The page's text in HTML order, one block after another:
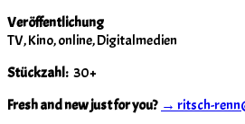
Veröffentlichung
TV, Kino, online, Digitalmedien
Stückzahl: 30+
Fresh and new just for you? → ritsch-